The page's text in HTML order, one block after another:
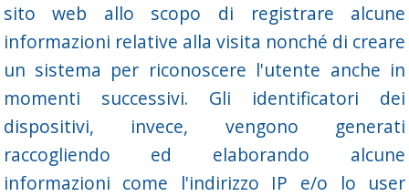
sito web allo scopo di registrare alcune
informazioni relative alla visita nonché di creare
un sistema per riconoscere l'utente anche in
momenti successivi. Gli identificatori dei
dispositivi, invece, vengono generati
raccogliendo ed elaborando alcune
informazioni come l'indirizzo IP e/o lo user